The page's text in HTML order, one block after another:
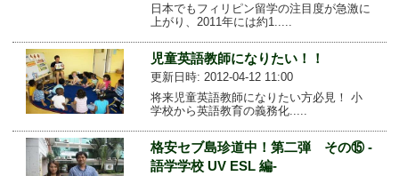
日本でもフィリピン留学の注目度が急激に
上がり、2011年には約1.....
児童英語教師になりたい！！
更新日時: 2012-04-12 11:00
将来児童英語教師になりたい方必見！ 小
学校から英語教育の義務化.....
格安セブ島珍道中！第二弾 その⑮ -
語学学校 UV ESL 編-